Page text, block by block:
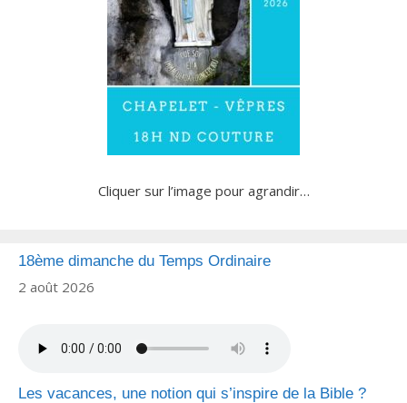
Cliquer sur l’image pour agrandir…
18ème dimanche du Temps Ordinaire
2 août 2026
Les vacances, une notion qui s’inspire de la Bible ?